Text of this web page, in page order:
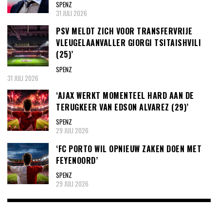
SPENZ
31 JULI 2026
PSV MELDT ZICH VOOR TRANSFERVRIJE
VLEUGELAANVALLER GIORGI TSITAISHVILI
(25)’
SPENZ
31 JULI 2026
‘AJAX WERKT MOMENTEEL HARD AAN DE
TERUGKEER VAN EDSON ALVAREZ (29)’
SPENZ
29 JULI 2026
‘FC PORTO WIL OPNIEUW ZAKEN DOEN MET
FEYENOORD’
SPENZ
29 JULI 2026